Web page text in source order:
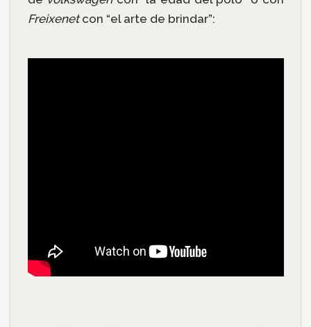
Freixenetcon “el arte de brindar”: